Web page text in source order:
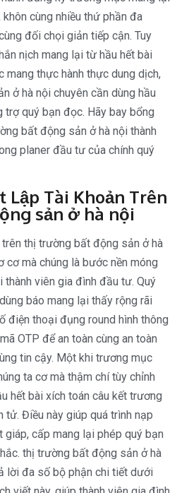
cùng nhiều thứ phần đa
đối chọi giản tiếp cận. Tuy
nịch mang lại từ hầu hết bài
mang thực hành thực dung dịch,
ở hà nội chuyên cần dùng hầu
quý bạn đọc. Hãy bay bổng
bất động sản ở hà nội thành
planer đầu tư của chính quý
Lập Tài Khoản Trên
sản ở hà nội
thị trường bất động sản ở hà
cơ mà chúng là bước nền móng
viên gia đình đầu tư. Quý
báo mang lại thấy rộng rãi
điện thoại đụng round hình thông
OTP để an toàn cùng an toàn
tin cậy. Một khi trương mục
ta cơ mà thậm chí tùy chỉnh
hết bài xích toán câu kết trương
tử. Điều này giúp quá trình nạp
giáp, cấp mang lại phép quý bạn
thị trường bất động sản ở hà
lời đa số bộ phận chi tiết dưới